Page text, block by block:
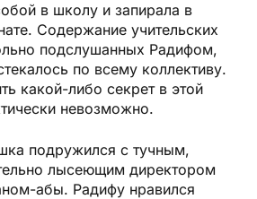
в школу и запирала в
Содержание учительских
подслушанных Радифом,
по всему коллективу.
какой-либо секрет в этой
невозможно.
подружился с тучным,
лысеющим директором
абы. Радифу нравился